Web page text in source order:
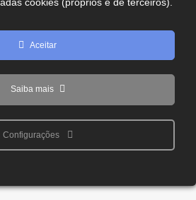
Aceitar
Saiba mais
Configurações